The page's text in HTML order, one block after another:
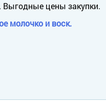
цены закупки.
молочко и воск.